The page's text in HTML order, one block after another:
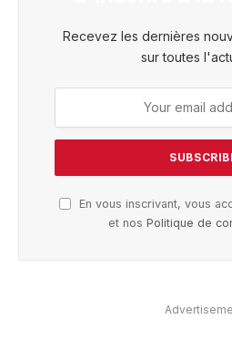
Recevez les dernières
sur toutes
En vous inscrivant, vous
et nos Politique de